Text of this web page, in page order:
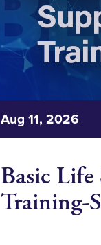
Aug 11, 2026
Basic
Training-